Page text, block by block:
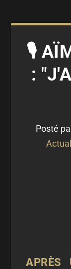
🎙
:
Posté
APRÈS